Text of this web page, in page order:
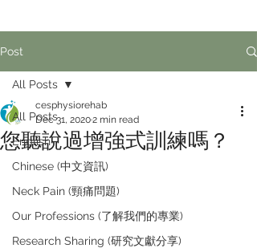
Post
All Posts
English
Chinese (中文資訊)
Neck Pain (頸痛問題)
Our Professions (了解我們的專業)
Research Sharing (研究文獻分享)
All Posts
您聽說過增強式訓練嗎？
cesphysiorehab
Dec 31, 20202 min read